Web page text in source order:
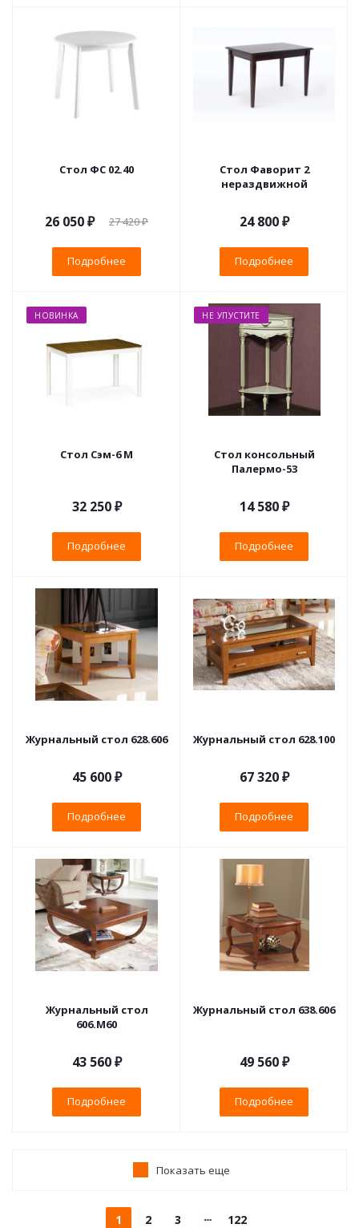
Стол ФС 02.40
26 050 ₽ 27 420 ₽
Подробнее
Стол Фаворит 2
нераздвижной
24 800 ₽
Подробнее
НОВИНКА
Cтол Сэм-6 М
32 250 ₽
Подробнее
НЕ УПУСТИТЕ
Стол консольный
Палермо-53
14 580 ₽
Подробнее
Журнальный стол 628.606
45 600 ₽
Подробнее
Журнальный стол 628.100
67 320 ₽
Подробнее
Журнальный стол
606.М60
43 560 ₽
Подробнее
Журнальный стол 638.606
49 560 ₽
Подробнее
Показать еще
1 2 3 122